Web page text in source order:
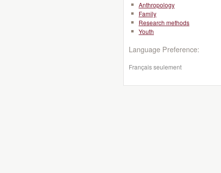
Anthropology
Family
Research methods
Youth
Language Preference:
Français seulement